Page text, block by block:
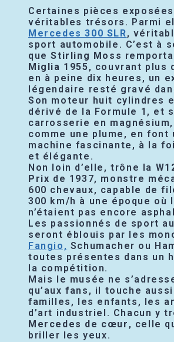
Certaines pièces
véritables trésors. Parmi
Mercedes 300 SLR,
sport automobile. C’est à
queStirling Moss
Miglia 1955, couvrant plus
en à peine dix heures, un
légendaire resté gravé
Son moteur huit cylindres
dérivé de la Formule 1, et
carrosserie en
comme une plume, en font
machine fascinante, à la
et élégante.
Non loin d’elle, trône la
Prix de 1937, monstre
600 chevaux, capable de
300 km/h à une époque où
n’étaient pas encore
Les passionnés de sport
seront éblouis par les
Fangio, Schumacher ou
toutes présentes dans un
la compétition.
Mais le musée ne
qu’aux fans, il touche
familles, les enfants, les
d’art industriel. Chacun y
Mercedes de cœur , celle
briller les yeux.